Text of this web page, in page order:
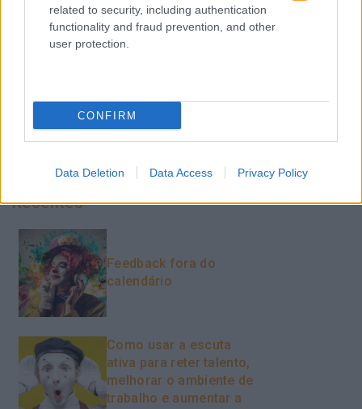
related to security, including authentication
functionality and fraud prevention, and other
user protection.
CONFIRM
Data Deletion Data Access Privacy Policy
Sem Categoria
Sustentabilidade
Tecnologias De Informação
Vendas E Negociação
Recentes
Feedback fora do
calendário
Como usar a escuta
ativa para reter talento,
melhorar o ambiente de
trabalho e aumentar a